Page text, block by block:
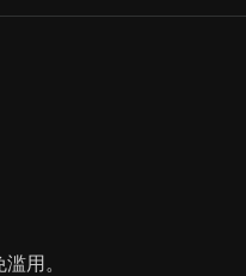
用。